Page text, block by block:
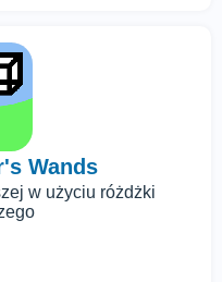
Wands
w użyciu różdżki